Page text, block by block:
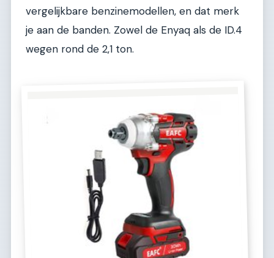
vergelijkbare benzinemodellen, en dat merk
je aan de banden. Zowel de Enyaq als de ID.4
wegen rond de 2,1 ton.